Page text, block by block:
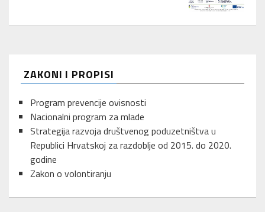
ZAKONI I PROPISI
Program prevencije ovisnosti
Nacionalni program za mlade
Strategija razvoja društvenog poduzetništva u
Republici Hrvatskoj za razdoblje od 2015. do 2020.
godine
Zakon o volontiranju